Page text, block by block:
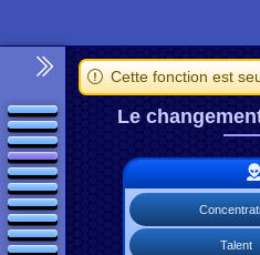
Cette fonction est
Le
Talent